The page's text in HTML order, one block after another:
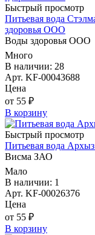
Быстрый просмотр
Питьевая вода
здоровья ООО
Воды здоровья ООО
Много
В наличии: 28
Арт. KF-00043688
Цена
от 55 ₽
В корзину
Быстрый просмотр
Питьевая вода
Висма ЗАО
Мало
В наличии: 1
Арт. KF-00026376
Цена
от 55 ₽
В корзину